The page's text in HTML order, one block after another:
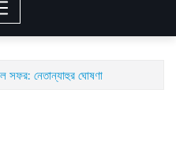
সফর: নেতান্যাহুর ঘোষণা